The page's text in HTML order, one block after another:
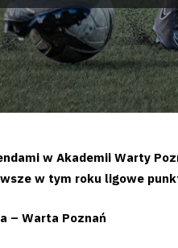
w Akademii Warty
w tym roku ligowe
– Warta Poznań